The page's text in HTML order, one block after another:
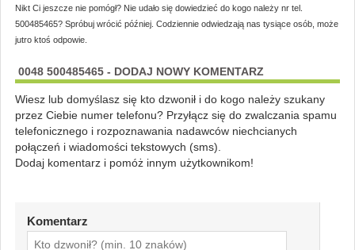
Nikt Ci jeszcze nie pomógł? Nie udało się dowiedzieć do kogo należy nr tel.
500485465? Spróbuj wrócić później. Codziennie odwiedzają nas tysiące osób, może
jutro ktoś odpowie.
0048 500485465 - DODAJ NOWY KOMENTARZ
Wiesz lub domyślasz się kto dzwonił i do kogo należy szukany
przez Ciebie numer telefonu? Przyłącz się do zwalczania spamu
telefonicznego i rozpoznawania nadawców niechcianych
połączeń i wiadomości tekstowych (sms).
Dodaj komentarz i pomóż innym użytkownikom!
Komentarz